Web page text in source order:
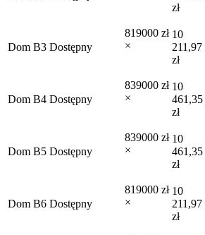
zł
Dom B3 Dostępny
819000 zł
×
10
211,97
zł
Dom B4 Dostępny
839000 zł
×
10
461,35
zł
Dom B5 Dostępny
839000 zł
×
10
461,35
zł
Dom B6 Dostępny
819000 zł
×
10
211,97
zł